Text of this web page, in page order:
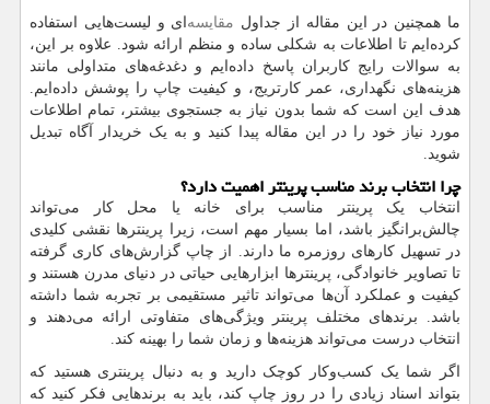
ما همچنین در این مقاله از جداول مقایسه‌ ای و لیست‌هایی استفاده
کرده‌ایم تا اطلاعات به شکلی ساده و منظم ارائه شود. علاوه بر این،
به سوالات رایج کاربران پاسخ داده‌ایم و دغدغه‌های متداولی مانند
هزینه‌های نگهداری، عمر کارتریج، و کیفیت چاپ را پوشش داده‌ایم.
هدف این است که شما بدون نیاز به جستجوی بیشتر، تمام اطلاعات
مورد نیاز خود را در این مقاله پیدا کنید و به یک خریدار آگاه تبدیل
شوید.
چرا انتخاب برند مناسب پرینتر اهمیت دارد؟
انتخاب یک پرینتر مناسب برای خانه یا محل کار می‌تواند
چالش‌برانگیز باشد، اما بسیار مهم است، زیرا پرینترها نقشی کلیدی
در تسهیل کارهای روزمره ما دارند. از چاپ گزارش‌های کاری گرفته
تا تصاویر خانوادگی، پرینترها ابزارهایی حیاتی در دنیای مدرن هستند و
کیفیت و عملکرد آن‌ها می‌تواند تاثیر مستقیمی بر تجربه شما داشته
باشد. برندهای مختلف پرینتر ویژگی‌های متفاوتی ارائه می‌دهند و
انتخاب درست می‌تواند هزینه‌ها و زمان شما را بهینه کند.
اگر شما یک کسب‌وکار کوچک دارید و به دنبال پرینتری هستید که
بتواند اسناد زیادی را در روز چاپ کند، باید به برندهایی فکر کنید که